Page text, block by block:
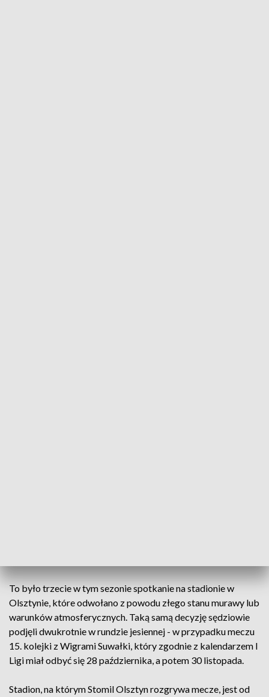
To było trzecie w tym sezonie spotkanie na stadionie w
Olsztynie, które odwołano z powodu złego stanu murawy lub
warunków atmosferycznych. Taką samą decyzję sędziowie
podjęli dwukrotnie w rundzie jesiennej - w przypadku meczu
15. kolejki z Wigrami Suwałki, który zgodnie z kalendarzem I
Ligi miał odbyć się 28 października, a potem 30 listopada.
Stadion, na którym Stomil Olsztyn rozgrywa mecze, jest od